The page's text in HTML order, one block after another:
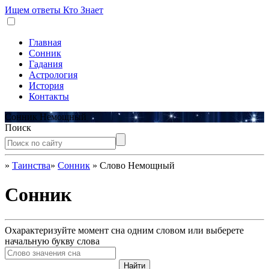
Ищем ответы Кто Знает
Главная
Сонник
Гадания
Астрология
История
Контакты
Сонник Немощный
Поиск
» Таинства» Сонник » Слово Немощный
Сонник
Охарактеризуйте момент сна одним словом или выберете
начальную букву слова